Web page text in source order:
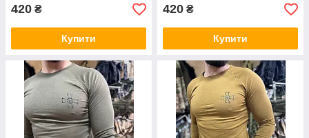
420 ₴
Купити
420 ₴
Купити